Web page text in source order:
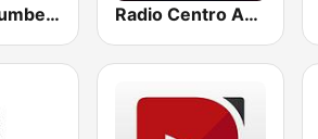
Radio La Rumbera Radio Centro Ambato